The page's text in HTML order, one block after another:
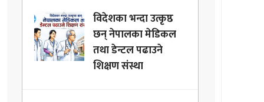
विदेशका भन्दा उत्कृष्ठ
छन् नेपालका मेडिकल
तथा डेन्टल पढाउने
शिक्षण संस्था